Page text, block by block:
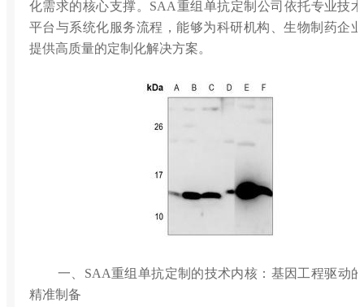
化需求的核心支撑。SAA重组单抗定制公司依托专业技术
平台与系统化服务流程，能够为科研机构、生物制药企业
提供高质量的定制化解决方案。
一、SAA重组单抗定制的技术内核：基因工程驱动的
精准制备